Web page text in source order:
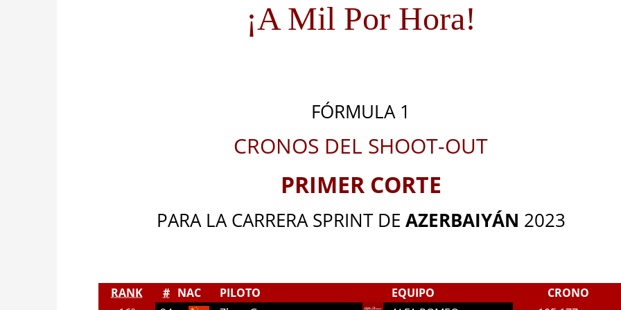
¡A Mil Por Hora!
FÓRMULA 1
CRONOS DEL SHOOT-OUT
PRIMER CORTE
PARA LA CARRERA SPRINT DE AZERBAIYÁN 2023
RANK # NAC PILOTO EQUIPO
CRONO